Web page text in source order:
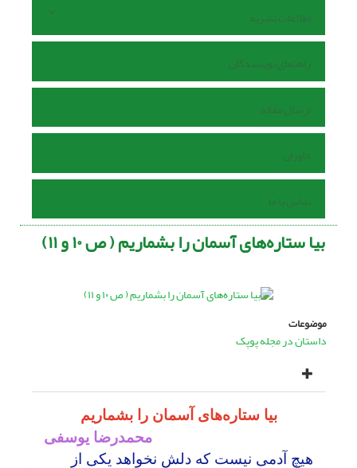
اطلاعات نشریه
راهنمای نویسندگان
ارسال مقاله
داوران
تماس با ما
بیا ستاره‌های آسمان را بشماریم ( ص ۱۰ و ۱۱)
موضوعات
داستان در مجله پوپک
بیا ستاره‌های آسمان را بشماریم
محمدرضا یوسفی
هیچ آدمی نیست که دلش نخواهد یکی از